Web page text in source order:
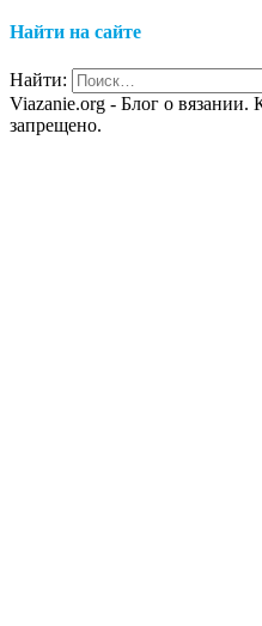
Найти на сайте
Найти:
Viazanie.org - Блог о вязании.
запрещено.